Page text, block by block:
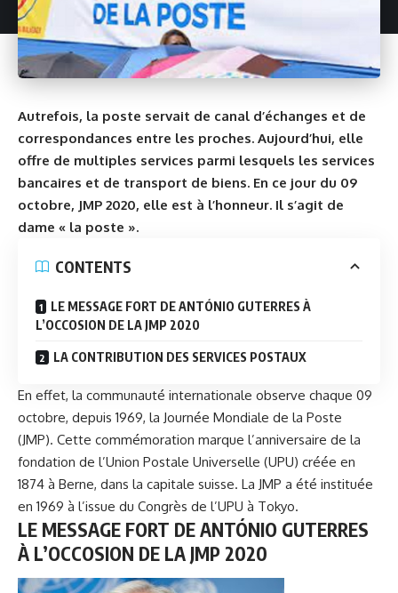
Autrefois, la poste servait de canal d’échanges et de
correspondances entre les proches. Aujourd’hui, elle
offre de multiples services parmi lesquels les services
bancaires et de transport de biens. En ce jour du 09
octobre, JMP 2020, elle est à l’honneur. Il s’agit de
dame « la poste ».
CONTENTS
LE MESSAGE FORT DE ANTÓNIO GUTERRES À
L’OCCOSION DE LA JMP 2020
LA CONTRIBUTION DES SERVICES POSTAUX
En effet, la communauté internationale observe chaque 09
octobre, depuis 1969, la Journée Mondiale de la Poste
(JMP). Cette commémoration marque l’anniversaire de la
fondation de l’Union Postale Universelle (UPU) créée en
1874 à Berne, dans la capitale suisse. La JMP a été instituée
en 1969 à l’issue du Congrès de l’UPU à Tokyo.
LE MESSAGE FORT DE ANTÓNIO GUTERRES
À L’OCCOSION DE LA JMP 2020